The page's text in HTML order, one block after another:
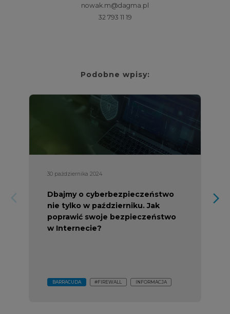
nowak.m@dagma.pl
32 793 11 19
Podobne wpisy:
arrow_forward_ios
30 października 2024
Dbajmy o cyberbezpieczeństwo
nie tylko w październiku. Jak
poprawić swoje bezpieczeństwo
w Internecie?
BARRACUDA #FIREWALL INFORMACJA
arrow_forward_ios